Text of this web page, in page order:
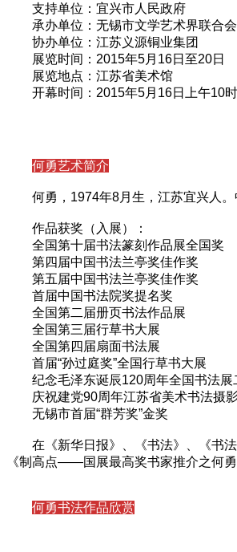
支持单位：宜兴市人民政府
承办单位：无锡市文学艺术界联合会
协办单位：江苏义源铜业集团
展览时间：2015年5月16日至20日
展览地点：江苏省美术馆
开幕时间：2015年5月16日上午10时
何勇艺术简介
何勇，1974年8月生，江苏宜兴人
作品获奖（入展）：
全国第十届书法篆刻作品展全国奖
第四届中国书法兰亭奖佳作奖
第五届中国书法兰亭奖佳作奖
首届中国书法院奖提名奖
全国第二届册页书法作品展
全国第三届行草书大展
全国第四届扇面书法展
首届“孙过庭奖”全国行草书大展
纪念毛泽东诞辰120周年全国书法展
庆祝建党90周年江苏省美术书法摄
无锡市首届“群芳奖”金奖
在《新华日报》、《书法》、《书
《制高点——国展最高奖书家推介之何
何勇书法作品欣赏